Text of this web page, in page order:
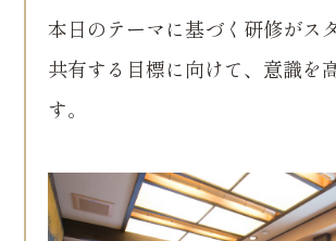
本日のテーマに基づく研修がス
共有する目標に向けて、意識を
す。